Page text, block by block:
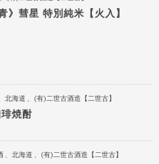
》彗星 特別純米【火入】
北海道 (有)二世古酒造【二世古】
焼酎
北海道 (有)二世古酒造【二世古】